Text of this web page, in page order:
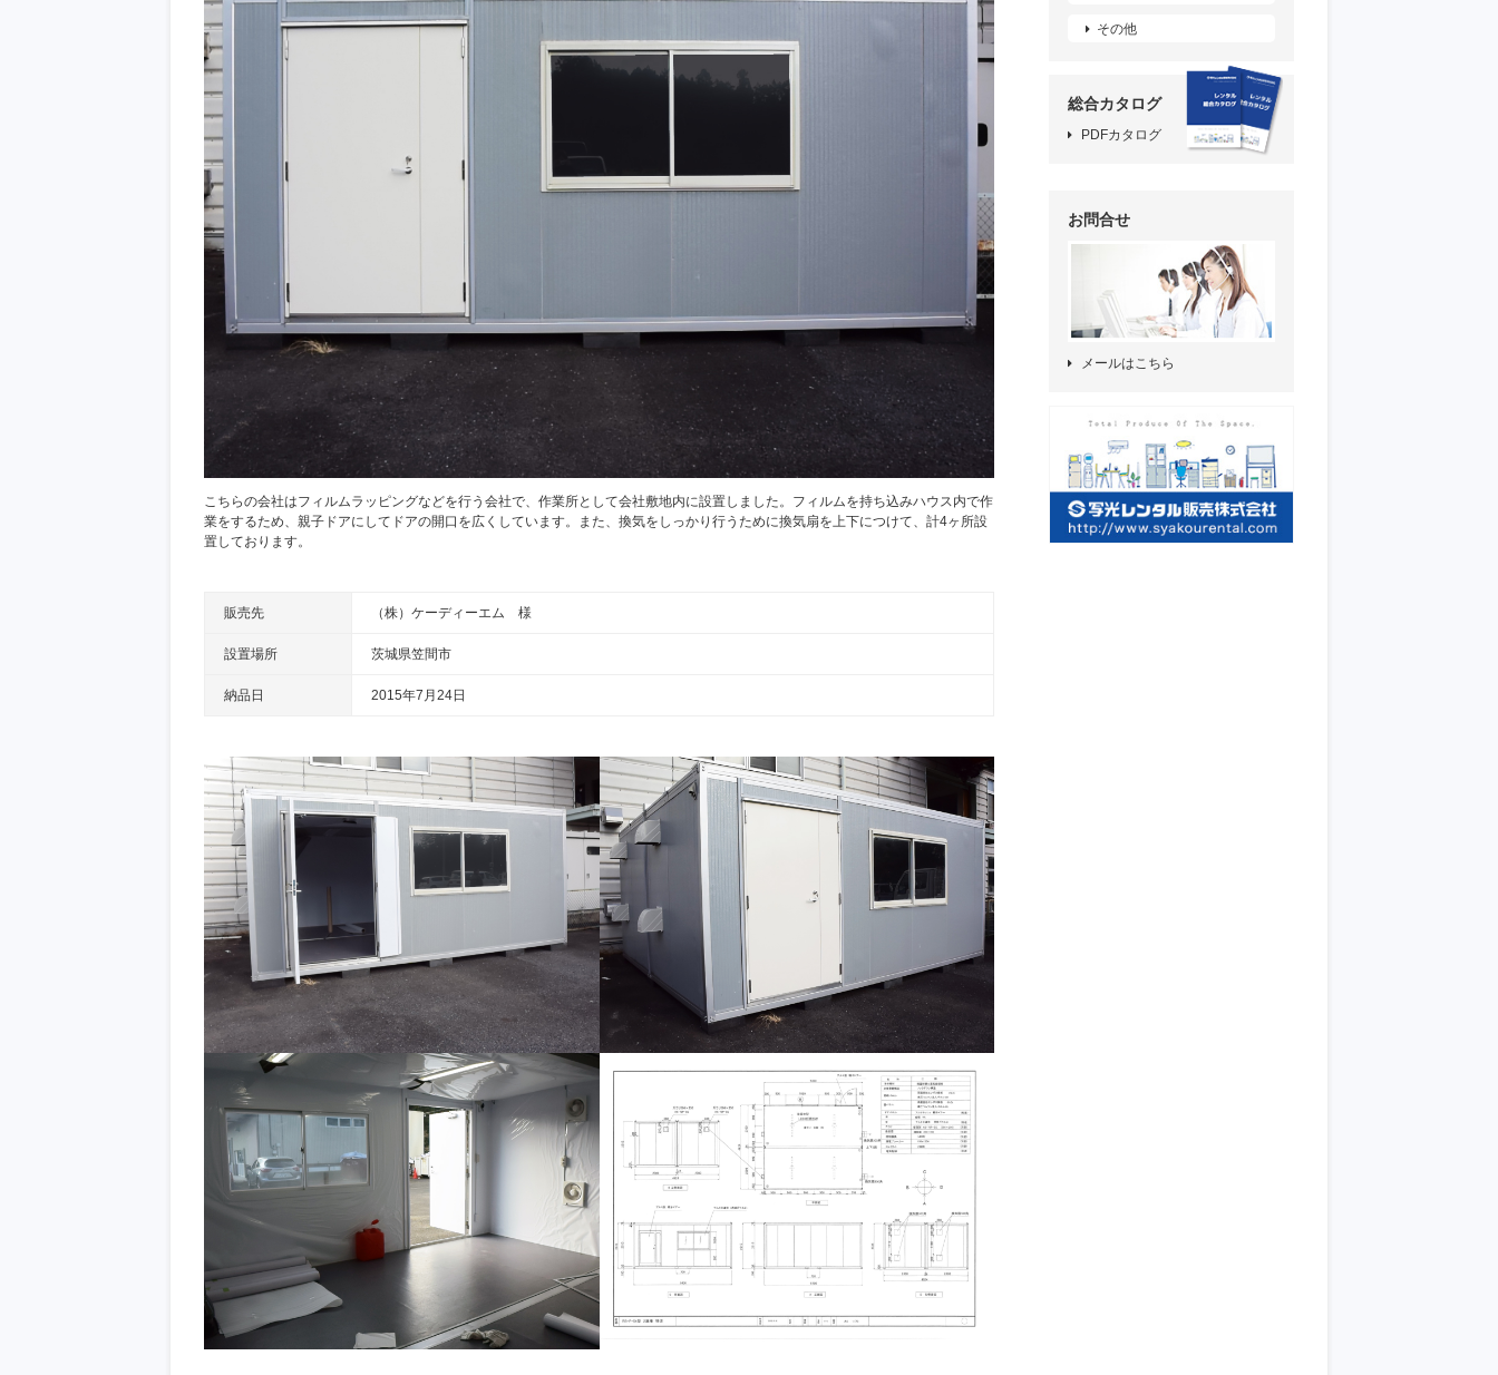
こちらの会社はフィルムラッピングなどを行う会社で、作業所として会社敷地内に設置しました。フィルムを持ち込みハウス内で作
業をするため、親子ドアにしてドアの開口を広くしています。また、換気をしっかり行うために換気扇を上下につけて、計4ヶ所設
置しております。
販売先 （株）ケーディーエム 様
設置場所 茨城県笠間市
納品日 2015年7月24日
その他
総合カタログ
PDFカタログ
お問合せ
メールはこちら